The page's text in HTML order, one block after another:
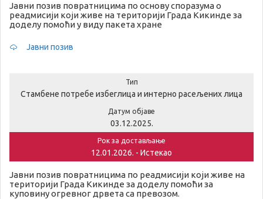
Јавни позив повратницима по основу споразума о
реадмисији који живе на територији Града Кикинде за
доделу помоћи у виду пакета хране
Јавни позив
Тип
Стамбене потребе избеглица и интерно расељених лица
Датум објаве
03.12.2025.
Рок за достављање
12.01.2026. - Истекао
Јавни позив повратницима по реадмисији који живе на
територији Града Кикинде за доделу помоћи за
куповину огревног дрвета са превозом.